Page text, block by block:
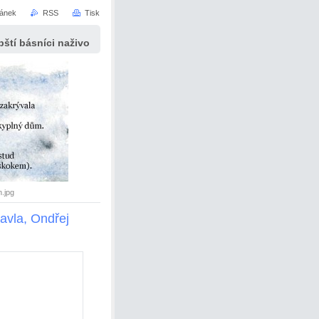
básníci naživo
Ondřej
RSS Tisk